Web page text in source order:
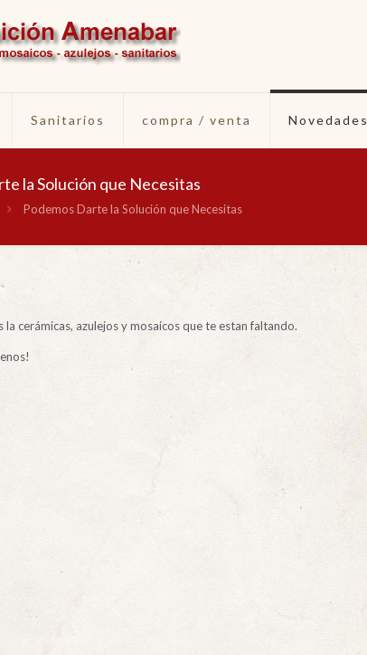
Sanitarios compra / venta Novedades
la Solución que Necesitas
Podemos Darte la Solución que Necesitas
la cerámicas, azulejos y mosaicos que te estan faltando.